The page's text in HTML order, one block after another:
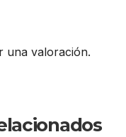
una valoración.